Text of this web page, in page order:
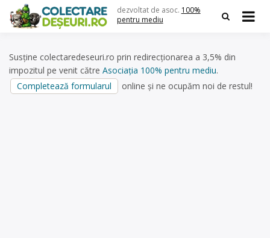
content
dezvoltat de asoc. 100%
pentru mediu
Susține colectaredeseuri.ro prin redirecționarea a 3,5% din
impozitul pe venit către Asociația 100% pentru mediu.
Completează formularul
online și ne ocupăm noi de restul!